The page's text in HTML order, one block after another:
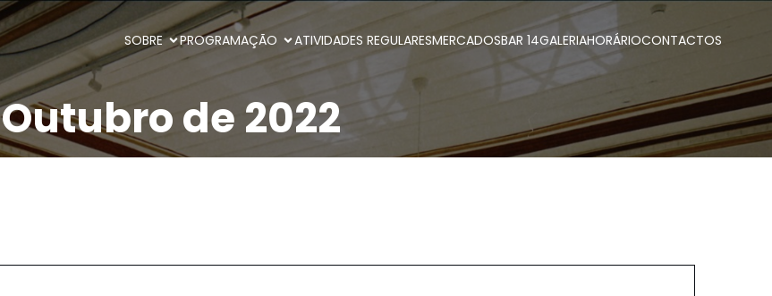
SOBRE PROGRAMAÇÃO ATIVIDADES REGULARESMERCADOSBAR 14GALERIAHORÁRIOCONTACTOS
Outubro de 2022